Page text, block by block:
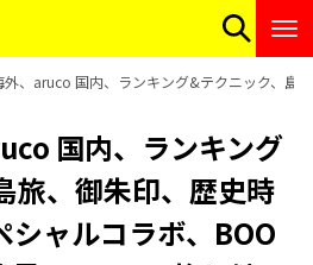
、aruco 国内、ランキング&テクニック、島
国内、ランキング
旅、御朱印、歴史時
シャルコラボ、BOO